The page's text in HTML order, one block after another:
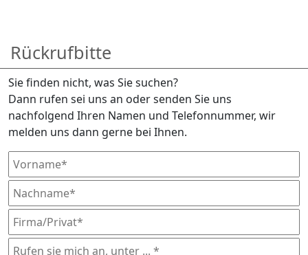
Rückrufbitte
Sie finden nicht, was Sie suchen?
Dann rufen sei uns an oder senden Sie uns
nachfolgend Ihren Namen und Telefonnummer, wir
melden uns dann gerne bei Ihnen.